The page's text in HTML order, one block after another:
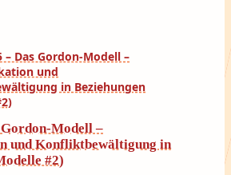
Gordon-Modell –
und Konfliktbewältigung in
#2)